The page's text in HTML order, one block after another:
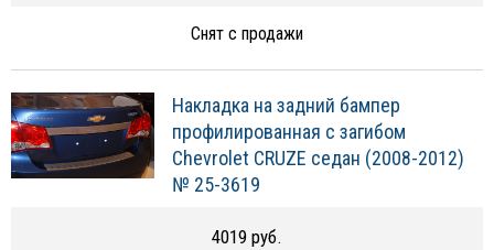
Снят с продажи
Накладка на задний бампер
профилированная с загибом
Chevrolet CRUZE седан (2008-2012)
№ 25-3619
4019 руб.